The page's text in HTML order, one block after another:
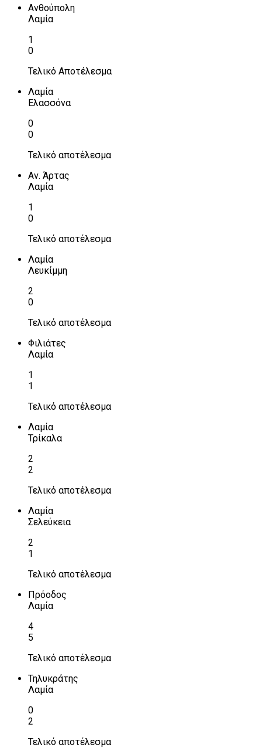
Ανθούπολη
Λαμία
1
0
Τελικό Αποτέλεσμα
Λαμία
Ελασσόνα
0
0
Τελικό αποτέλεσμα
Αν. Άρτας
Λαμία
1
0
Τελικό αποτέλεσμα
Λαμία
Λευκίμμη
2
0
Τελικό αποτέλεσμα
Φιλιάτες
Λαμία
1
1
Τελικό αποτέλεσμα
Λαμία
Τρίκαλα
2
2
Τελικό αποτέλεσμα
Λαμία
Σελεύκεια
2
1
Τελικό αποτέλεσμα
Πρόοδος
Λαμία
4
5
Τελικό αποτέλεσμα
Τηλυκράτης
Λαμία
0
2
Τελικό αποτέλεσμα